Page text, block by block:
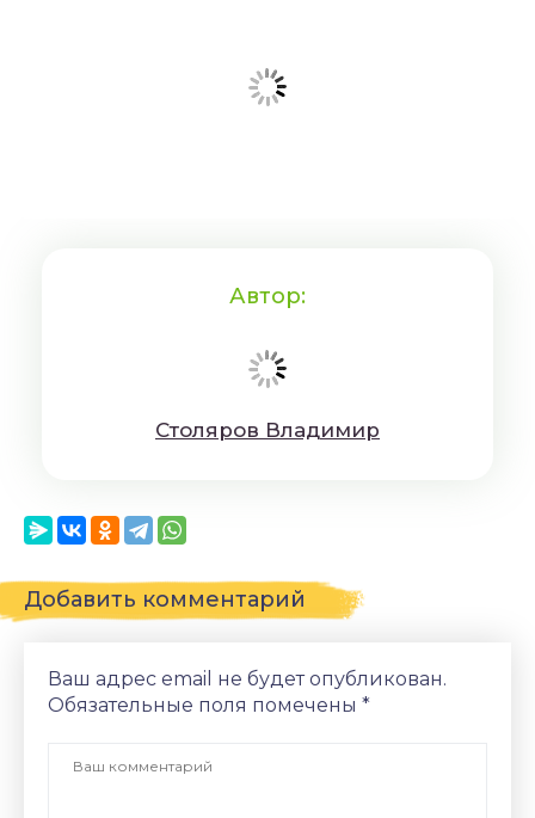
Автор:
Cтoляpoв Влaдимиp
Добавить комментарий
Ваш адрес email не будет опубликован.
Обязательные поля помечены *